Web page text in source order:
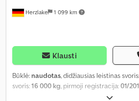
Herzlake 1 099 km
Klausti
Būklė: naudotas, didžiausias leistinas svoris:
svoris:16 000 kg , pirmoji registracija:01/
, krovinių skyriaus plotis: